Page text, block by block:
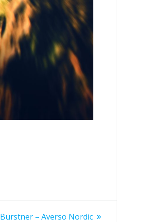
Nächster
Bürstner – Averso Nordic